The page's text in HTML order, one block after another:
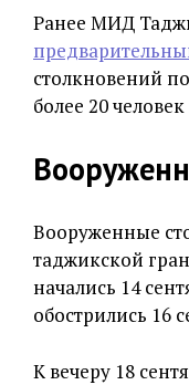
Ранее МИД
столкновений
более 20
Вооруженные
таджикской
начались 14
обострились 16
К вечеру 18